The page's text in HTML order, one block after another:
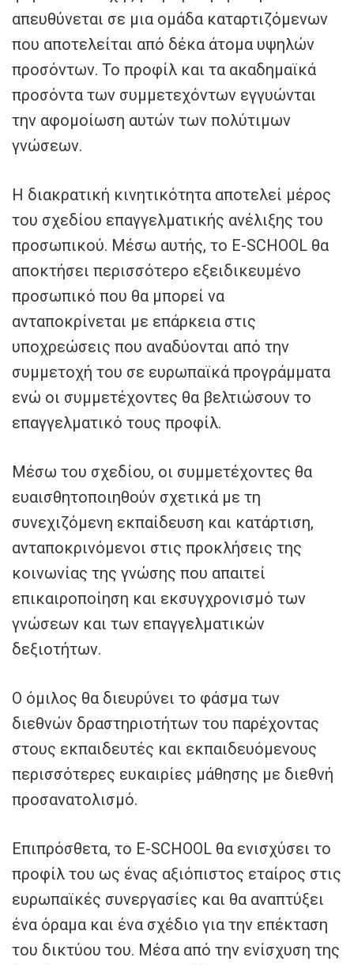
απευθύνεται σε μια ομάδα καταρτιζόμενων
που αποτελείται από δέκα άτομα υψηλών
προσόντων. Το προφίλ και τα ακαδημαϊκά
προσόντα των συμμετεχόντων εγγυώνται
την αφομοίωση αυτών των πολύτιμων
γνώσεων.
Η διακρατική κινητικότητα αποτελεί μέρος
του σχεδίου επαγγελματικής ανέλιξης του
προσωπικού. Μέσω αυτής, το E-SCHOOL θα
αποκτήσει περισσότερο εξειδικευμένο
προσωπικό που θα μπορεί να
ανταποκρίνεται με επάρκεια στις
υποχρεώσεις που αναδύονται από την
συμμετοχή του σε ευρωπαϊκά προγράμματα
ενώ οι συμμετέχοντες θα βελτιώσουν το
επαγγελματικό τους προφίλ.
Μέσω του σχεδίου, οι συμμετέχοντες θα
ευαισθητοποιηθούν σχετικά με τη
συνεχιζόμενη εκπαίδευση και κατάρτιση,
ανταποκρινόμενοι στις προκλήσεις της
κοινωνίας της γνώσης που απαιτεί
επικαιροποίηση και εκσυγχρονισμό των
γνώσεων και των επαγγελματικών
δεξιοτήτων.
Ο όμιλος θα διευρύνει το φάσμα των
διεθνών δραστηριοτήτων του παρέχοντας
στους εκπαιδευτές και εκπαιδευόμενους
περισσότερες ευκαιρίες μάθησης με διεθνή
προσανατολισμό.
Επιπρόσθετα, το E-SCHOOL θα ενισχύσει το
προφίλ του ως ένας αξιόπιστος εταίρος στις
ευρωπαϊκές συνεργασίες και θα αναπτύξει
ένα όραμα και ένα σχέδιο για την επέκταση
του δικτύου του. Μέσα από την ενίσχυση της